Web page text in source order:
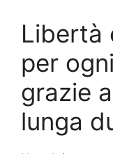
Libertà
per
grazie
lunga